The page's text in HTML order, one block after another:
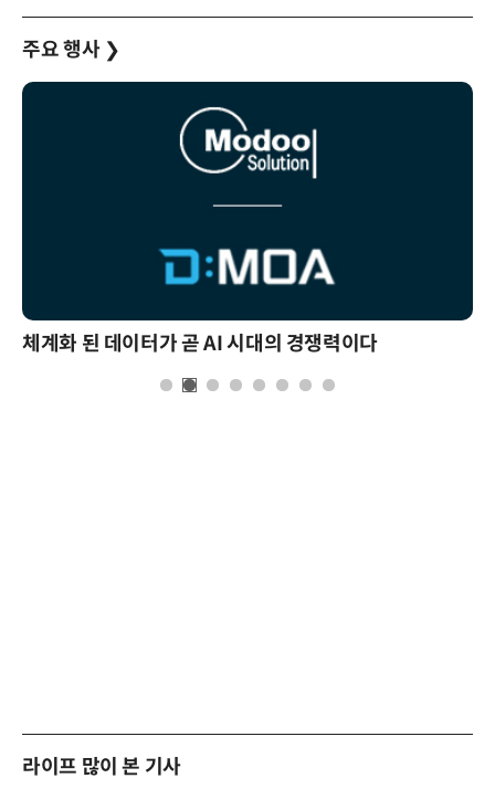
주요 행사 ❯
체계화 된 데이터가 곧 AI 시대의 경쟁력이다
라이프 많이 본 기사